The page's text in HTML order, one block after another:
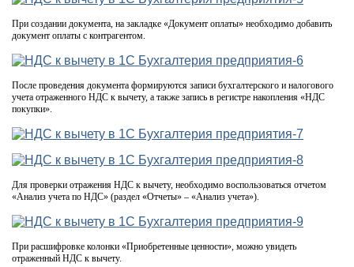
При создании документа, на закладке «Документ оплаты» необходимо добавить
документ оплаты с контрагентом.
После проведения документа формируются записи бухгалтерского и налогового
учета отраженного НДС к вычету, а также запись в регистре накопления «НДС
покупки».
Для проверки отражения НДС к вычету, необходимо воспользоваться отчетом
«Анализ учета по НДС» (раздел «Отчеты» – «Анализ учета»).
При расшифровке колонки «Приобретенные ценности», можно увидеть
отраженный НДС к вычету.